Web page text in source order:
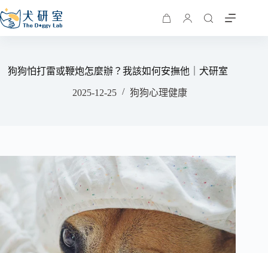
狗狗怕打雷或鞭炮怎麼辦？我該如何安撫他｜犬研室
2025-12-25 狗狗心理健康